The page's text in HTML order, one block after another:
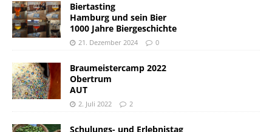
Biertasting
Hamburg und sein Bier
1000 Jahre Biergeschichte
21. Dezember 2024 0
Braumeistercamp 2022
Obertrum
AUT
2. Juli 2022 2
Schulungs- und Erlebnistag